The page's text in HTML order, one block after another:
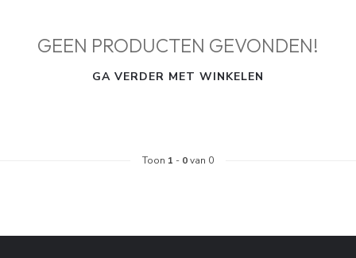
GEEN PRODUCTEN GEVONDEN!
GA VERDER MET WINKELEN
Toon 1 - 0van 0